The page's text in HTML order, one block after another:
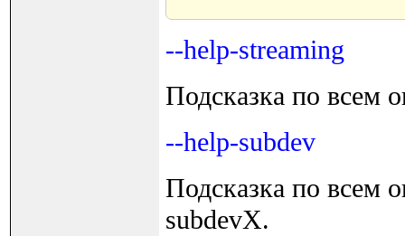
--help-streaming
Подсказка по всем
--help-subdev
Подсказка по всем
subdevX.